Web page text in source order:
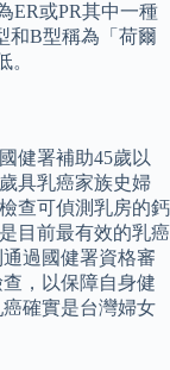
ER或PR其中一種
和B型稱為「荷爾
。
健署補助45歲以
具乳癌家族史婦
查可偵測乳房的鈣
目前最有效的乳癌
過國健署資格審
，以保障自身健
確實是台灣婦女